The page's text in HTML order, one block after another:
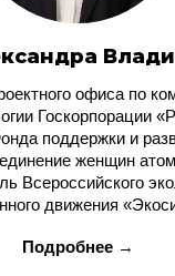
офиса по
Госкорпорации
поддержки и
женщин
Всероссийского
движения
Подробнее →